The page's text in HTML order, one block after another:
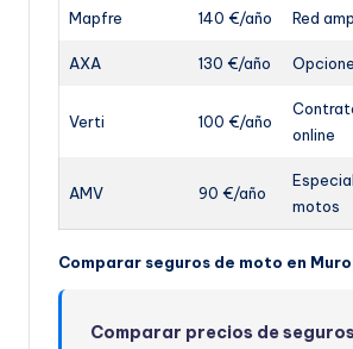
Mapfre 140 €/año Red
AXA 130 €/año
Verti 100 €/año
online
AMV 90 €/año
motos
Comparar seguros de moto en
Comparar precios de